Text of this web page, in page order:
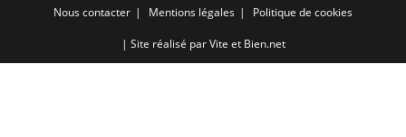
Nous contacter Mentions légales Politique de cookies
| Site réalisé parVite et Bien.net